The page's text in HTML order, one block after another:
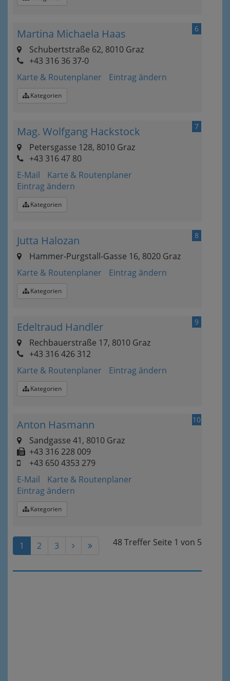
6
Martina Michaela Haas
Schubertstraße 62, 8010 Graz
+43 316 36 37-0
Karte & Routenplaner
Eintrag ändern
Kategorien
7
Mag. Wolfgang Hackstock
Petersgasse 128, 8010 Graz
+43 316 47 80
E-Mail
Karte & Routenplaner
Eintrag ändern
Kategorien
8
Jutta Halozan
Hammer-Purgstall-Gasse 16, 8020 Graz
Karte & Routenplaner
Eintrag ändern
Kategorien
9
Edeltraud Handler
Rechbauerstraße 17, 8010 Graz
+43 316 426 312
Karte & Routenplaner
Eintrag ändern
Kategorien
10
Anton Hasmann
Sandgasse 41, 8010 Graz
+43 316 228 009
+43 650 4353 279
E-Mail
Karte & Routenplaner
Eintrag ändern
Kategorien
48 Treffer Seite 1 von 5
1 2 3